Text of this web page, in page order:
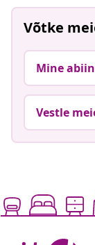
Võtke
Mine
Vestle